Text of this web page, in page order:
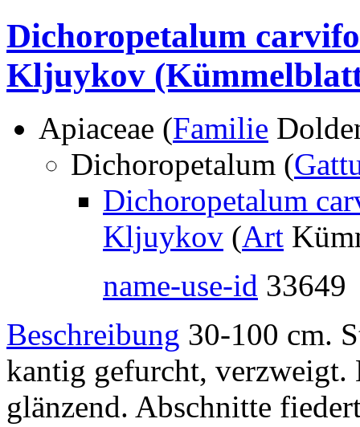
Dichoropetalum
Kljuykov
Apiaceae (Familie
Dichoropetalum (
Dichoropetalum
Kljuykov (Art
name-use-id 33649
Beschreibung 30-100 cm.
kantig gefurcht, verzweigt.
glänzend. Abschnitte